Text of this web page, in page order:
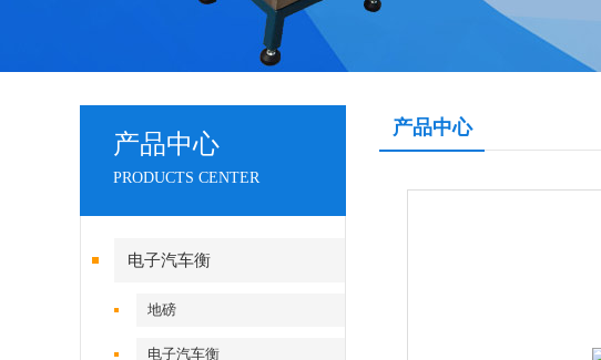
产品中心
PRODUCTS CENTER
电子汽车衡
地磅
电子汽车衡
产品中心